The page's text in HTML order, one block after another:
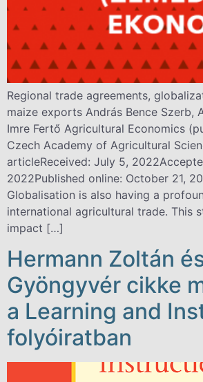
Regional trade agreements,
maize exports András Bence Szerb,
Imre Fertő Agricultural Economics
Czech Academy of Agricultural
articleReceived: July 5,
2022Published online: October 21,
Globalisation is also having a
international agricultural trade. This
impact […]
Hermann Zoltán
Gyöngyvér cikke
a Learning and
folyóiratban